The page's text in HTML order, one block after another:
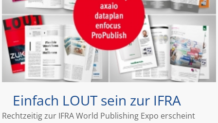
Einfach LOUT sein zur IFRA
Rechtzeitig zur IFRA World Publishing Expo erscheint